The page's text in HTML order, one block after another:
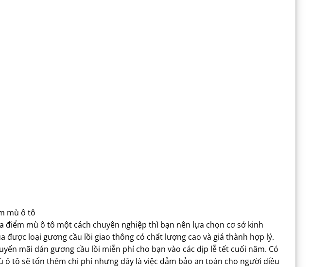
mù ô tô
điểm mù ô tô một cách chuyên nghiệp thì bạn nên lựa chọn cơ sở kinh
được loại gương cầu lồi giao thông có chất lượng cao và giá thành hợp lý.
mãi dán gương cầu lồi miễn phí cho bạn vào các dịp lễ tết cuối năm. Có
ô tô sẽ tốn thêm chi phí nhưng đây là việc đảm bảo an toàn cho người điều